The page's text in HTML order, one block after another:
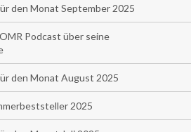
den Monat September 2025
Podcast über seine
den Monat August 2025
2025